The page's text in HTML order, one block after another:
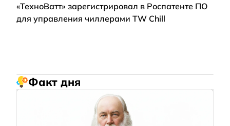
«ТехноВатт» зарегистрировал в Роспатенте ПО
для управления чиллерами TW Chill
Факт дня